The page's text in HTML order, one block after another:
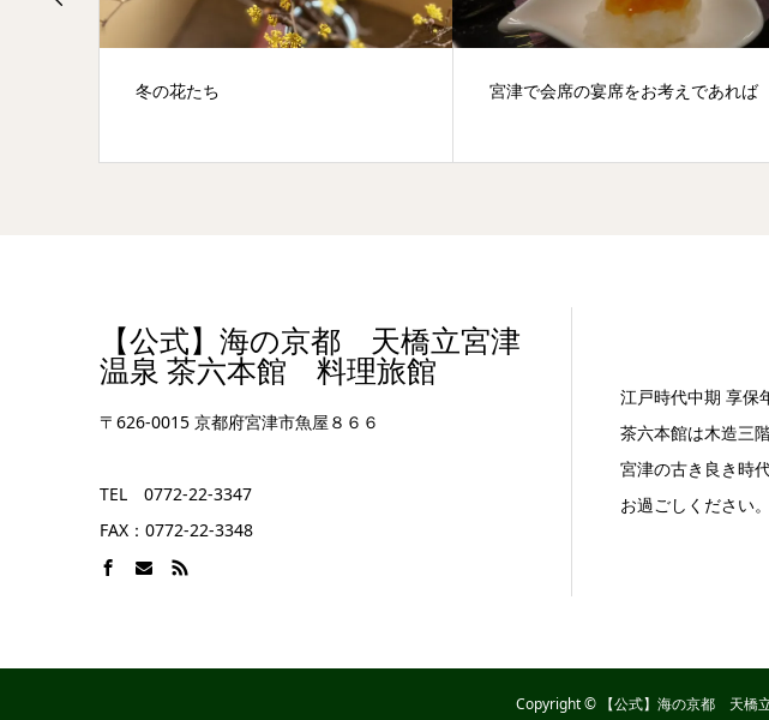
冬の花たち 宮津で会席の宴席をお考えであれば
【公式】海の京都 天橋立宮津
温泉 茶六本館 料理旅館
〒626-0015 京都府宮津市魚屋８６６
TEL 0772-22-3347
FAX：0772-22-3348
江戸時代中期 享保
茶六本館は木造三
宮津の古き良き時
お過ごしください。
Copyright © 【公式】海の京都 天橋